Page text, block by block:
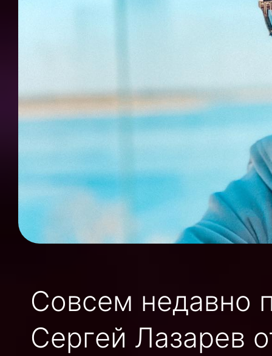
Совсем недавно
Сергей Лазарев